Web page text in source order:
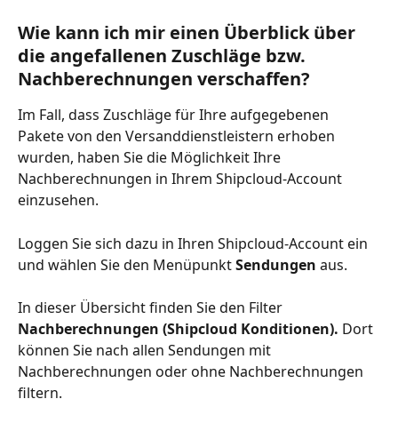
Wie kann ich mir einen Überblick über
die angefallenen Zuschläge bzw.
Nachberechnungen verschaffen?
Im Fall, dass Zuschläge für Ihre aufgegebenen
Pakete von den Versanddienstleistern erhoben
wurden, haben Sie die Möglichkeit Ihre
Nachberechnungen in Ihrem Shipcloud-Account
einzusehen.
Loggen Sie sich dazu in Ihren Shipcloud-Account ein
und wählen Sie den Menüpunkt Sendungen aus.
In dieser Übersicht finden Sie den Filter
Nachberechnungen (Shipcloud Konditionen). Dort
können Sie nach allen Sendungen mit
Nachberechnungen oder ohne Nachberechnungen
filtern.